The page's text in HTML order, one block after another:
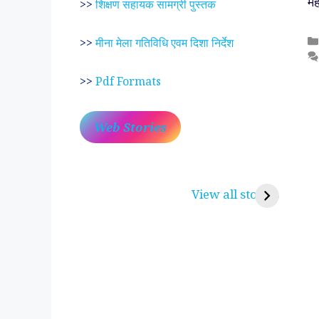
>>शिक्षण सहायक सामग्री पुस्तक
>>मीना मेला गतिविधि एवम दिशा निर्देश
>> Pdf Formats
Web Stories
View all stories
करुणा व प्रेम का प्रतीक
रामसा पीर, रुणेचा रा